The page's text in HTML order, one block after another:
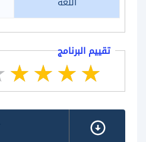
تقييم البرنامج